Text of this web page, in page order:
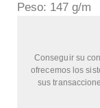
Peso: 147 g/m
Conseguir su
ofrecemos los
sus